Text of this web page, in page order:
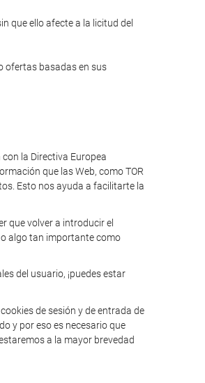
que ello afecte a la licitud del
ofertas basadas en sus
la Directiva Europea
que las Web, como TOR
Esto nos ayuda a facilitarte la
que volver a introducir el
algo tan importante como
del usuario, ¡puedes estar
de sesión y de entrada de
y por eso es necesario que
a la mayor brevedad